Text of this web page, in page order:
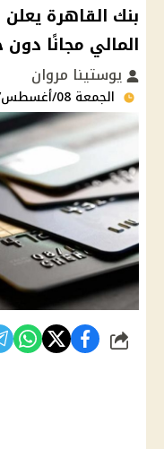
بنك القاهرة
المالي مجانًا
يوستينا مروان
الجمعة 08/أغسطس/2025 - 10:38 م
شارك